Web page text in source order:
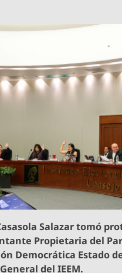
Salazar tomó
Propietaria del
Democrática Estado
del IEEM.